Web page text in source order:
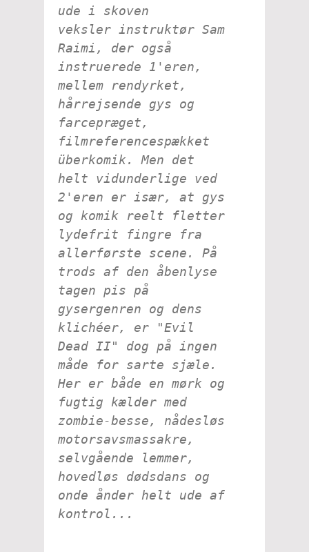
ude i skoven
veksler instruktør Sam
Raimi, der også
instruerede 1'eren,
mellem rendyrket,
hårrejsende gys og
farcepræget,
filmreferencespækket
überkomik. Men det
helt vidunderlige ved
2'eren er især, at gys
og komik reelt fletter
lydefrit fingre fra
allerførste scene. På
trods af den åbenlyse
tagen pis på
gysergenren og dens
klichéer, er "Evil
Dead II" dog på ingen
måde for sarte sjæle.
Her er både en mørk og
fugtig kælder med
zombie-besse, nådesløs
motorsavsmassakre,
selvgående lemmer,
hovedløs dødsdans og
onde ånder helt ude af
kontrol...